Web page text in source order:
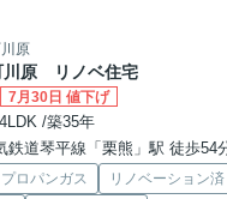
原
川原 リノベ住宅
7月30日 値下げ
/築35年
鉄道琴平線「栗熊」駅 徒歩54
プロパンガス リノベーション済